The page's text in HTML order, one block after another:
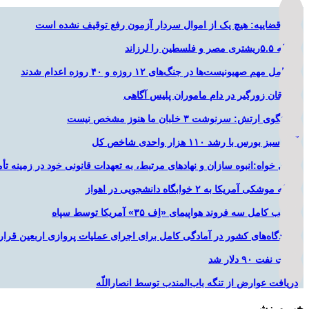
قوه قضاییه: هیچ یک از اموال سردار آزمون رفع توقیف نشده است
زلزله ۵.۵ریشتری مصر و فلسطین را لرزاند
سارقان زورگیر در دام ماموران پلیس آگاهی
سخنگوی ارتش: سرنوشت ۳ خلبان ما هنوز مشخص نیست
آغاز سبز بورس با رشد ۱۱۰ هزار واحدی شاخص کل
یزدی خواه:انبوه سازان و نهادهای مرتبط، به تعهدات قانونی خود در زمینه
حمله موشکی آمریکا به ۲ خوابگاه دانشجویی در اهواز
تخریب کامل سه فروند هواپیمای «اِف ۳۵» آمریکا توسط سپاه
فرودگاه‌های کشور در آمادگی کامل برای اجرای عملیات پروازی اربعین قرار
قیمت نفت ۹۰ دلار شد
دریافت عوارض از تنگه باب‌المندب توسط انصاراللّه